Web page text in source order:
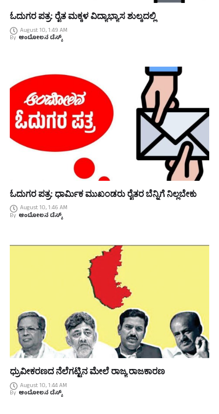
ಓದುಗರ ಪತ್ರ: ರೈತ ಮಕ್ಕಳ ವಿದ್ಯಾಭ್ಯಾಸ ಶುಲ್ಕದಲ್ಲಿ
August 10, 1:49 AM
By ಆಂದೋಲನ ಡೆಸ್ಕ್
ಓದುಗರ ಪತ್ರ: ಧಾರ್ಮಿಕ ಮುಖಂಡರು ರೈತರ ಬೆನ್ನಿಗೆ ನಿಲ್ಲಬೇಕು
August 10, 1:46 AM
By ಆಂದೋಲನ ಡೆಸ್ಕ್
ಧ್ರುವೀಕರಣದ ನೆಲೆಗಟ್ಟಿನ ಮೇಲೆ ರಾಜ್ಯ ರಾಜಕಾರಣ
August 10, 1:44 AM
By ಆಂದೋಲನ ಡೆಸ್ಕ್